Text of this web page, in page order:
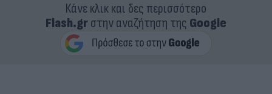
Κάνε κλικ και δες περισσότερο
Flash.grστην αναζήτηση της Google